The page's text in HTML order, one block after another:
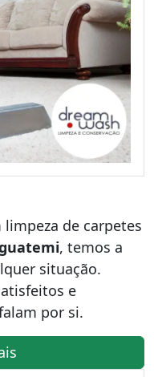
de carpetes
, temos a
situação.
e
por si.